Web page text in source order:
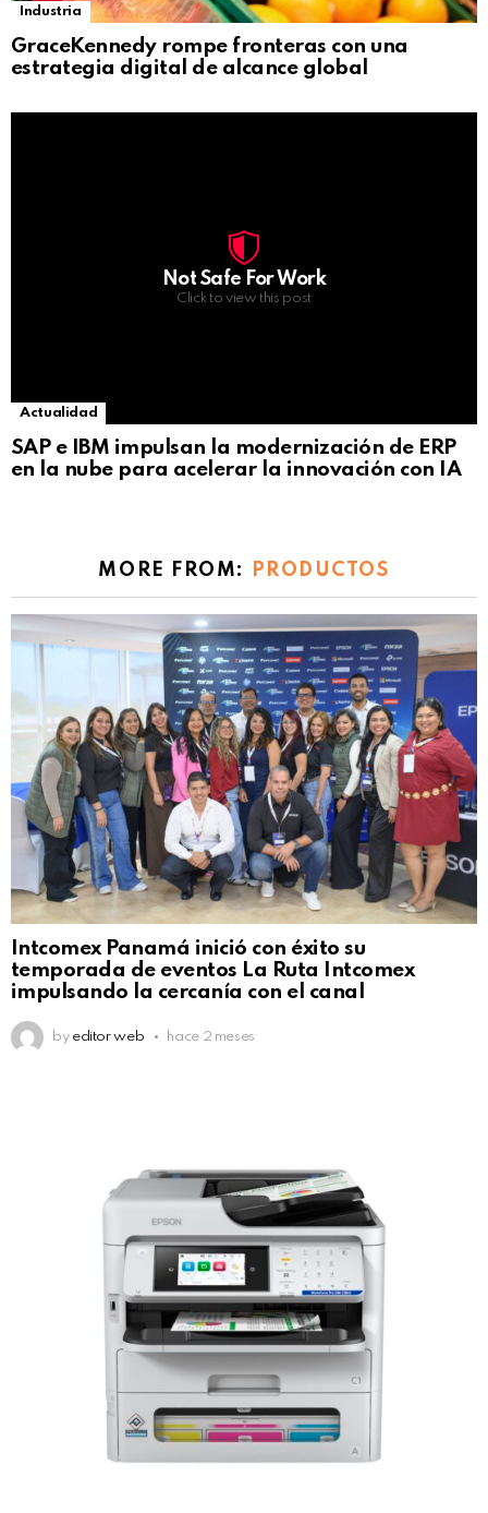
Industria
GraceKennedy rompe fronteras con una
estrategia digital de alcance global
Not Safe For Work
Click to view this post
Actualidad
SAP e IBM impulsan la modernización de ERP
en la nube para acelerar la innovación con IA
MORE FROM: PRODUCTOS
Intcomex Panamá inició con éxito su
temporada de eventos La Ruta Intcomex
impulsando la cercanía con el canal
by editor web hace 2 meses